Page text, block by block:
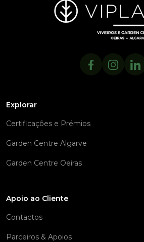
Explorar
Certificações e Prémios
Garden Centre Algarve
Garden Centre Oeiras
Apoio ao Cliente
Contactos
Parceiros & Apoios